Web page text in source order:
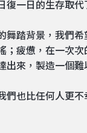
復一日的生存取
舞踏背景，我們
；疲憊，在一次
出來，製造一個
們也比任何人更不